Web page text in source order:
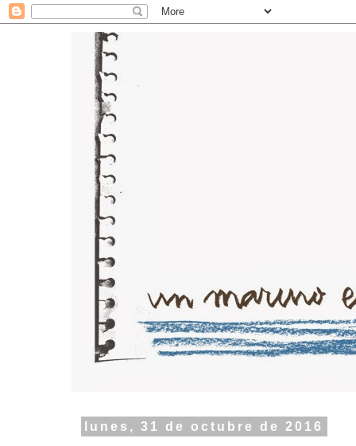
lunes, 31 de octubre de 2016